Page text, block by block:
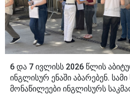
6 და 7 ივლისს 2026 წლის
ინგლისურ ენაში აბარებენ. სამი
მონაწილეები ინგლისურს